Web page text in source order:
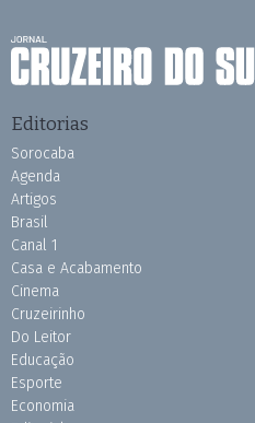
Editorias
Sorocaba
Agenda
Artigos
Brasil
Canal 1
Casa e Acabamento
Cinema
Cruzeirinho
Do Leitor
Educação
Esporte
Economia